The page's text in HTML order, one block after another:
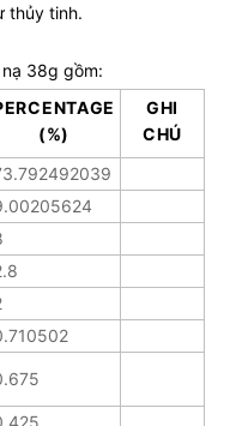
thủy tinh.
38g gồm:
(%)
GHI
CHÚ